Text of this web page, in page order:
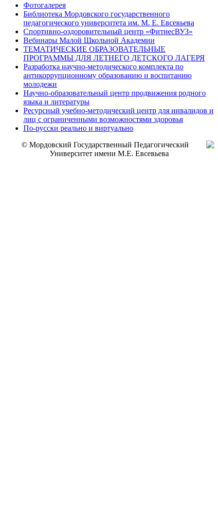
Фотогалерея
Библиотека Мордовского государственного
педагогического университета им. М. Е. Евсевьева
Спортивно-оздоровительный центр «ФитнесВУЗ»
Вебинары Малой Школьной Академии
ТЕМАТИЧЕСКИЕ ОБРАЗОВАТЕЛЬНЫЕ
ПРОГРАММЫ ДЛЯ ЛЕТНЕГО ДЕТСКОГО ЛАГЕРЯ
Разработка научно-методического комплекта по
антикоррупционному образованию и воспитанию
молодежи
Научно-образовательный центр продвижения родного
языка и литературы
Ресурсный учебно-методический центр для инвалидов и
лиц с ограниченными возможностями здоровья
По-русски реально и виртуально
© Мордовский Государственный Педагогический
Университет имени М.Е. Евсевьева